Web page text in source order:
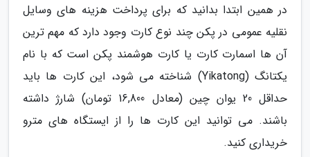
در همین ابتدا بدانید که برای پرداخت هزینه های وسایل
نقلیه عمومی در پکن چند نوع کارت وجود دارد که مهم ترین
آن ها اسمارت کارت یا کارت هوشمند پکن است که با نام
یکتانگ (Yikatong) شناخته می شود، این کارت ها باید
حداقل 20 یوان چین (معادل 16,800 تومان) شارژ داشته
باشند. می توانید این کارت ها را از ایستگاه های مترو
خریداری کنید.